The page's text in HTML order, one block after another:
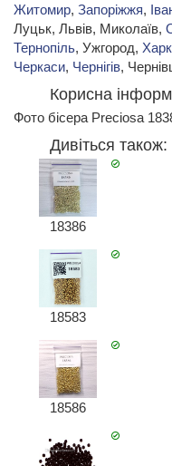
Житомир, Запоріжжя,
Луцьк, Львів, Миколаїв,
Тернопіль, Ужгород,
Черкаси, Чернігів,
Корисна
Фото бісера Preciosa
Дивіться також:
18386
18583
18586